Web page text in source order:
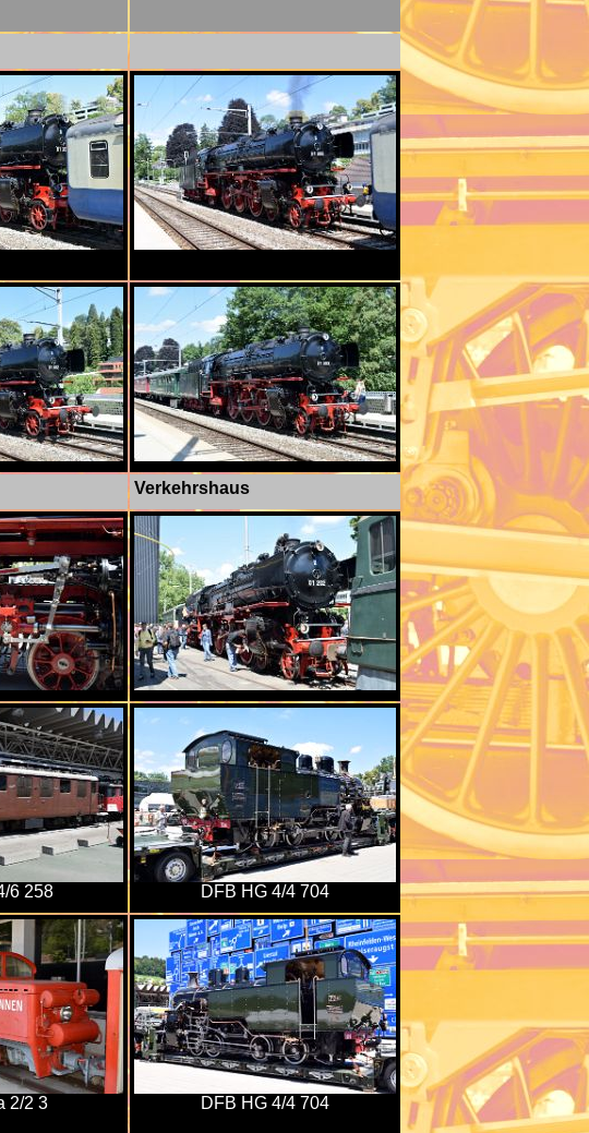
Verkehrshaus
6 258 DFB HG 4/4 704
2/2 3 DFB HG 4/4 704